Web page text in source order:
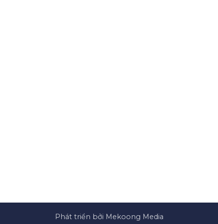
Phát triển bởi Mekoong Media